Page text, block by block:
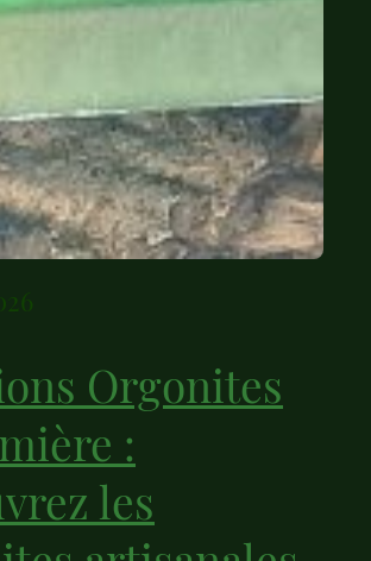
Orgonites
:
les